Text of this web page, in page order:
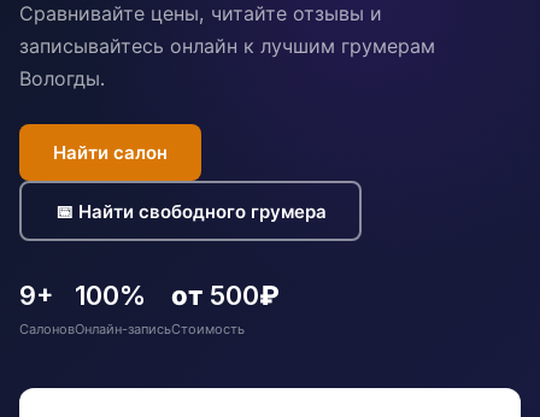
Сравнивайте цены, читайте отзывы и
записывайтесь онлайн к лучшим грумерам
Вологды.
Найти салон
📅 Найти свободного грумера
9+
Салонов
100%
Онлайн-запись
от 500₽
Стоимость